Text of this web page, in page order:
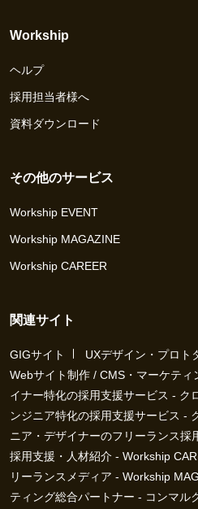
Workship
ヘルプ
採用担当者様へ
資料ダウンロード
その他のサービス
Workship EVENT
Workship MAGAZINE
Workship CAREER
関連サイト
GIGサイト
UXデザイン・プロト
Webサイト制作 / CMS・マーケテ
イナー特化の採用支援サービス - ク
ンジニア特化の採用支援サービス -
ニア・デザイナーのフリーランス採
採用支援・人材紹介 - Workship
リーランスメディア - Workship
ティング総合パートナー - コンマル